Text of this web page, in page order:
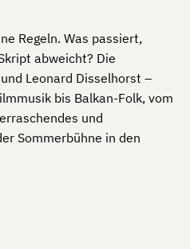
Regeln. Was passiert,
abweicht? Die
Leonard Disselhorst –
bis Balkan-Folk, vom
und
Sommerbühne in den